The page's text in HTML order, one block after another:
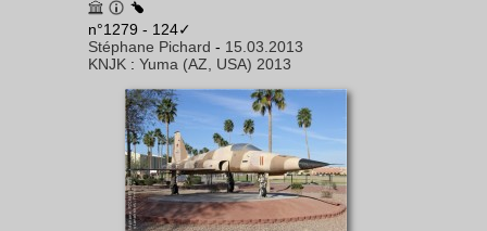
n°1279 - 124✓
Stéphane Pichard - 15.03.2013
KNJK : Yuma (AZ, USA) 2013